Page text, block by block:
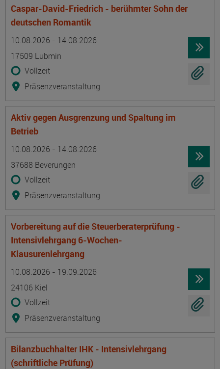
Caspar-David-Friedrich - berühmter Sohn der
deutschen Romantik
10.08.2026 - 14.08.2026
17509 Lubmin
Vollzeit
Präsenzveranstaltung
Aktiv gegen Ausgrenzung und Spaltung im
Betrieb
10.08.2026 - 14.08.2026
37688 Beverungen
Vollzeit
Präsenzveranstaltung
Vorbereitung auf die Steuerberaterprüfung -
Intensivlehrgang 6-Wochen-
Klausurenlehrgang
10.08.2026 - 19.09.2026
24106 Kiel
Vollzeit
Präsenzveranstaltung
Bilanzbuchhalter IHK - Intensivlehrgang
(schriftliche Prüfung)